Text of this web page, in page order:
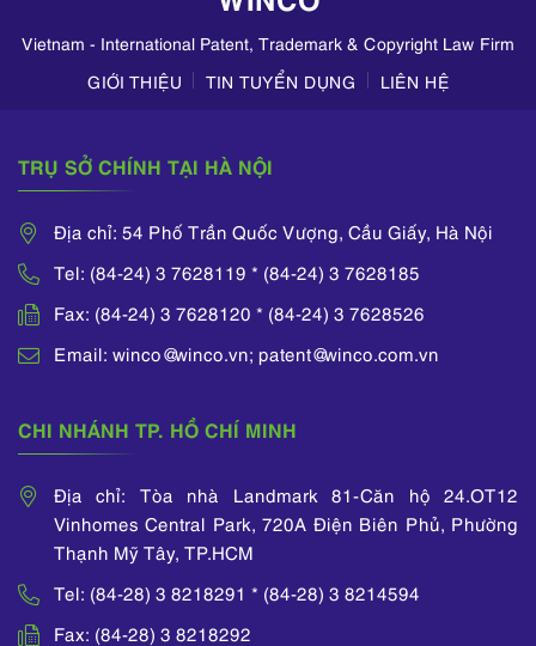
Vietnam - International Patent, Trademark & Copyright Law Firm
GIỚI THIỆU
TIN TUYỂN DỤNG LIÊN HỆ
TRỤ SỞ CHÍNH TẠI HÀ NỘI
Địa chỉ: 54 Phố Trần Quốc Vượng, Cầu Giấy, Hà Nội
Tel: (84-24) 3 7628119 * (84-24) 3 7628185
Fax: (84-24) 3 7628120 * (84-24) 3 7628526
Email: winco@winco.vn; patent@winco.com.vn
CHI NHÁNH TP. HỒ CHÍ MINH
Địa chỉ: Tòa nhà Landmark 81-Căn hộ 24.OT12
Vinhomes Central Park, 720A Điện Biên Phủ, Phường
Thạnh Mỹ Tây, TP.HCM
Tel: (84-28) 3 8218291 * (84-28) 3 8214594
Fax: (84-28) 3 8218292